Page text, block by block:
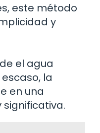
este método
y
el agua
la
en una